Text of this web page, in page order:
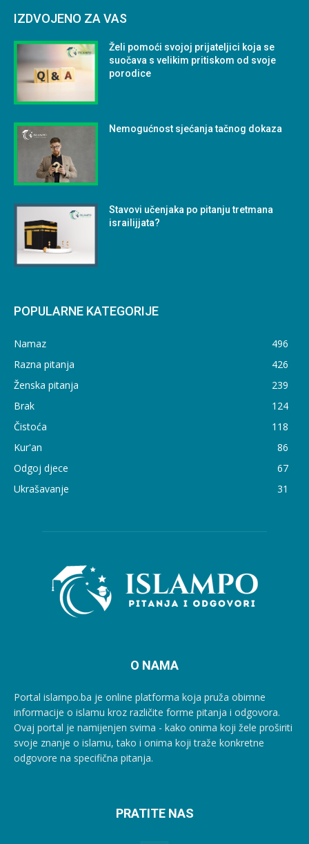
IZDVOJENO ZA VAS
Želi pomoći svojoj prijateljici koja se
suočava s velikim pritiskom od svoje
porodice
Nemogućnost sjećanja tačnog dokaza
Stavovi učenjaka po pitanju tretmana
israilijjata?
POPULARNE KATEGORIJE
Namaz
496
Razna pitanja
426
Ženska pitanja
239
Brak
124
Čistoća
118
Kur'an
86
Odgoj djece
67
Ukrašavanje
31
O NAMA
Portal islampo.ba je online platforma koja pruža obimne
informacije o islamu kroz različite forme pitanja i odgovora.
Ovaj portal je namijenjen svima - kako onima koji žele proširiti
svoje znanje o islamu, tako i onima koji traže konkretne
odgovore na specifična pitanja.
PRATITE NAS